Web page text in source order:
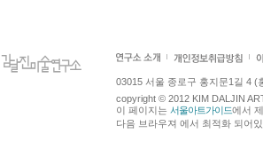
03015 서울 종로구 홍지문1길 4 (
copyright © 2012 KIM DALJIN
이 페이지는 서울아트가이드에서
다음 브라우져 에서 최적화 되어